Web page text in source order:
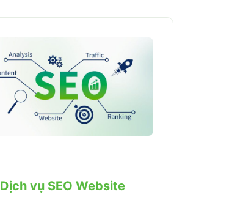
Dịch vụ SEO Website